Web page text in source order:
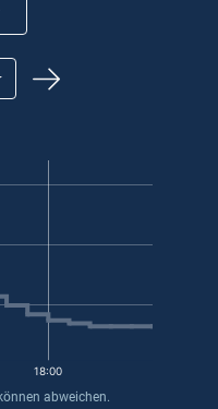
18:00
abweichen.